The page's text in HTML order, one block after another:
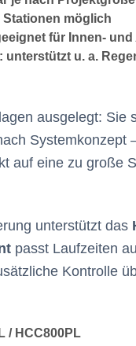
Stationen möglich
für Innen-
: unterstützt u. a.
ausgelegt: Sie
Systemkonzept
auf eine zu große
unterstützt das
passt Laufzeiten
Kontrolle
/ HCC800PL